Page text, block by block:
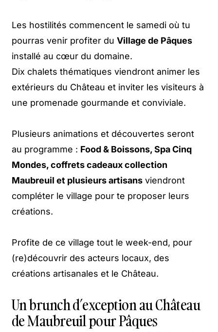
Les hostilités commencent le samedi où tu
pourras venir profiter du Village de Pâques
installé au cœur du domaine.
Dix chalets thématiques viendront animer les
extérieurs du Château et inviter les visiteurs à
une promenade gourmande et conviviale.
Plusieurs animations et découvertes seront
au programme : Food & Boissons, Spa Cinq
Mondes, coffrets cadeaux collection
Maubreuil et plusieurs artisans viendront
compléter le village pour te proposer leurs
créations.
Profite de ce village tout le week-end, pour
(re)découvrir des acteurs locaux, des
créations artisanales et le Château.
Un brunch d’exception au Château
de Maubreuil pour Pâques